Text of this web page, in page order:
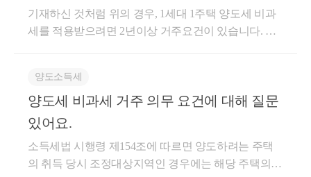
는 일부를 결제받은 경우로서 다음 각 목의 어느 하나
에 해당하는 경우: 공급한 재화 또는 용역의 시가(제62
ㆍ취득재화를 공급한 경우나.제9호나목과 관련하여
특수관계인으로부터 부당하게 낮은 금액을 보전받거
하게 감소시킬 것으로 인정되는 경우도움이 되셨길 바
랍니다. 감사합니다.좋은 하루 보내세요!★전화상담
및 방문상담은 직접02-6403-9250으로 전화를 주시거나
용검사필증교부일이 되는 것이며, 사용검사 전에 사실
상 사용하거나 사용승인을 얻은 경우에는 그 사실상의
제16조의 규정에 의한 사업계획의 승인일 이후에 주택
조합의 조합원으로부터 그 조합원의 ‘입주자로 선정된
조합주택(그 부수토지 포함)의 취득시기는당해 조합주
택의 사용검사필증교부일(사용검사 전에 사실상 사용
하거나 사용승인을 얻은 경우에는 그 사실상의 사용일
조합 사업계획 승인-’19. 1월A분양권 당첨-’19. 2월A분
양권 계약금 완납-’20.12.18.A주택 소재지 조정대상지
인)를 보유한 1세대가 조정대상지역 공고 이전에 매매
계약을 체결하고 계약금을 지급한 경우, 그 분양권이
완공되어 해당주택을 양도시 1세대1주택 비과세 거주
요건 적용 여부★주요 경력- 105,000건 이상의 세금 상
담 및 용역- 600건 이상의 경정청구를 통한 약 25억 이
상 세금 환급- 세무사 플랫폼 '택슬리' 상담 및 후기 1위
의 경우, 1주택자(A주택)가 2021년 1월 1일 전 ｢주택
법｣에 따른 B지역주택조합에 가입하고 2021년 1월 1일
다른 주택(C주택)을 취득한 경우에는 A주택을 취득한
년 이내에 A주택을 양도하는 경우에는 ｢소득세법 시
행령｣ 제155조제1항을 적용하는 것입니다.상세내용1.
사실관계’17.4’17.12.’21.10.’23.5.’26.3.--------▴----------------
-▴------------------▴-----------------▴------------------▴-----A주택취
기재하신 것처럼 위의 경우, 1세대 1주택 양도세 비과
세를 적용받으려면 2년이상 거주요건이 있습니다. 이
비과세 거주요건 적용 여부(기획재정부 조세법령운용
과-988, '21.11.17) 무주택 1세대가 조정대상지역 공고
이전에 증여받은 분양권에 기해 취득한 주택(취득당시
154조 제 1항 제5호에 따라 비과세 거주요건을 적용한
다. 양도, 서면-2021-법규재산-2823 [법규과-1850] , 202
양도소득세
양도세 비과세 거주 의무 요건에 대해 질문
있어요.
소득세법 시행령 제154조에 따르면 양도하려는 주택
의 취득 당시 조정대상지역인 경우에는 해당 주택의